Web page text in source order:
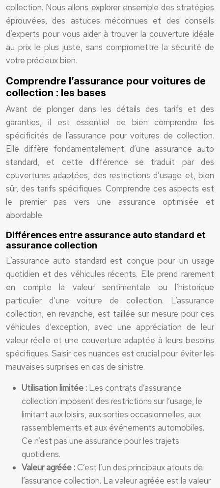
collection. Nous allons explorer ensemble des stratégies
éprouvées, des astuces méconnues et des conseils
d’experts pour vous aider à trouver la couverture idéale
au prix le plus juste, sans compromettre la sécurité de
votre précieux bien.
Comprendre l’assurance pour voitures de
collection : les bases
Avant de plonger dans les détails des tarifs et des
garanties, il est essentiel de bien comprendre les
spécificités de l’assurance pour voitures de collection.
Elle diffère fondamentalement d’une assurance auto
standard, et cette différence se traduit par des
couvertures adaptées, des restrictions d’usage et, bien
sûr, des tarifs spécifiques. Comprendre ces aspects est
le premier pas vers une assurance optimisée et
abordable.
Différences entre assurance auto standard et
assurance collection
L’assurance auto standard est conçue pour un usage
quotidien et des véhicules récents. Elle prend rarement
en compte la valeur sentimentale ou l’historique
particulier d’une voiture de collection. L’assurance
collection, en revanche, est taillée sur mesure pour ces
véhicules d’exception, avec une appréciation de leur
valeur réelle et une couverture adaptée à leurs besoins
spécifiques. Saisir ces nuances est crucial pour éviter les
mauvaises surprises en cas de sinistre.
Utilisation limitée : Les contrats d’assurance
collection imposent des restrictions sur l’usage, le
limitant aux loisirs, aux sorties occasionnelles, aux
rassemblements et aux événements automobiles.
Ce n’est pas une assurance pour les trajets
quotidiens.
Valeur agréée :C’est l’un des principaux atouts de
l’assurance collection. La valeur agréée est la valeur